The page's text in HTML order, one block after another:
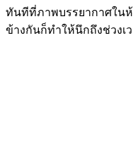
ทันทีที่ภาพบรรยากาศในห้
ข้างกันก็ทำให้นึกถึงช่วงเ